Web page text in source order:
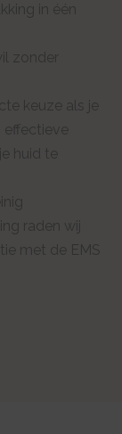
in één
zonder
keuze als je
huid te
raden wij
met de EMS